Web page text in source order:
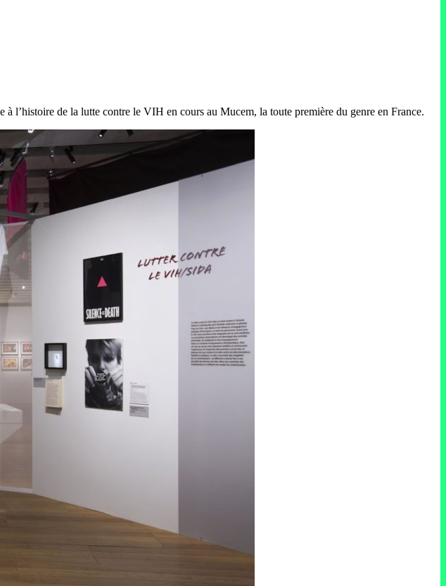
l’histoire de la lutte contre le VIH en cours au Mucem, la toute première du genre en France.